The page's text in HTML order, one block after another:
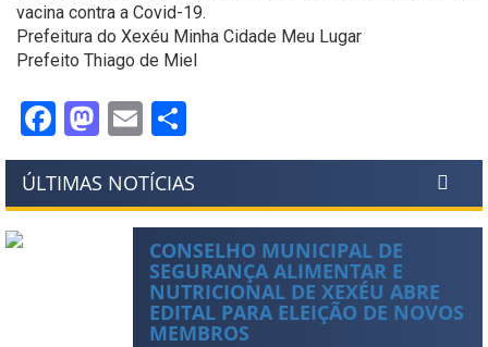
vacina contra a Covid-19.
Prefeitura do Xexéu Minha Cidade Meu Lugar
Prefeito Thiago de Miel
Facebook
Mastodon
Email
ÚLTIMAS NOTÍCIAS
CONSELHO MUNICIPAL DE
SEGURANÇA ALIMENTAR E
NUTRICIONAL DE XEXÉU ABRE
EDITAL PARA ELEIÇÃO DE NOVOS
MEMBROS